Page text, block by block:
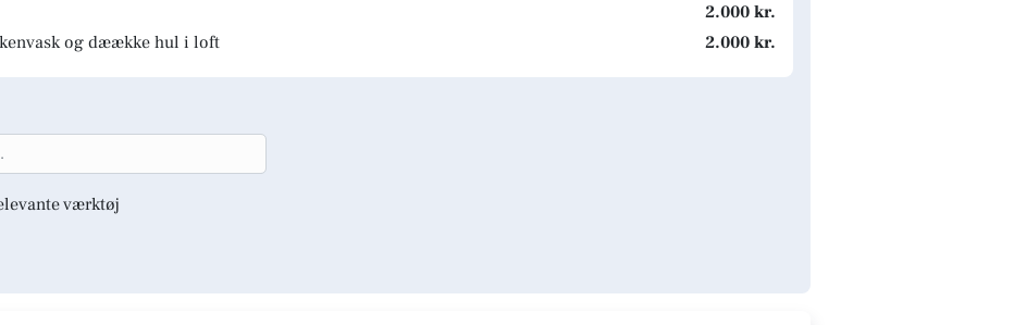
2.000 kr.
og dæække hul i loft
2.000 kr.
værktøj